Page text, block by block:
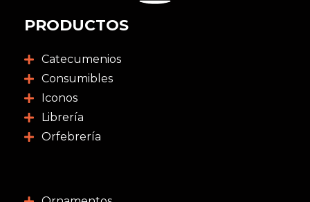
PRODUCTOS
Catecumenios
Consumibles
Iconos
Librería
Orfebrería